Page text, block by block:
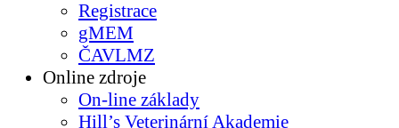
Registrace
gMEM
ČAVLMZ
Online zdroje
On-line základy
Hill’s Veterinární Akademie